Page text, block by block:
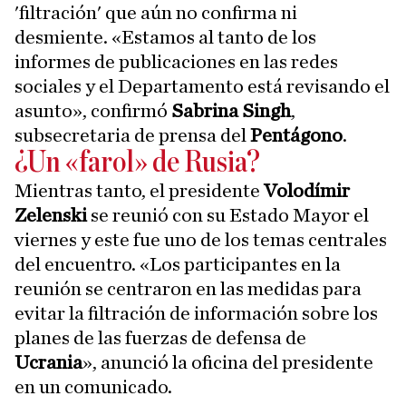
'filtración' que aún no confirma ni
desmiente. «Estamos al tanto de los
informes de publicaciones en las redes
sociales y el Departamento está revisando el
asunto», confirmó Sabrina Singh,
subsecretaria de prensa del Pentágono.
¿Un «farol» de Rusia?
Mientras tanto, el presidenteVolodímir
Zelenskise reunió con su Estado Mayor el
viernes y este fue uno de los temas centrales
del encuentro. «Los participantes en la
reunión se centraron en las medidas para
evitar la filtración de información sobre los
planes de las fuerzas de defensa de
Ucrania», anunció la oficina del presidente
en un comunicado.